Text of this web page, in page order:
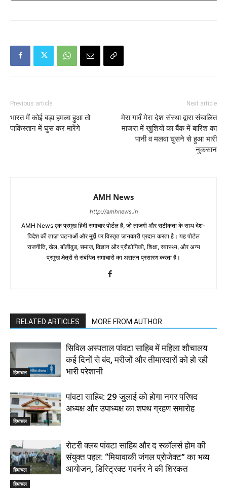
Previous article
भारत में कोई बड़ा हमला हुआ तो
पाकिस्तान में घुस कर मारेंगे
Next article
मेरा गावँ मेरा देश संस्था द्वारा संचालित
माजरा में खुशियों का बैंक में बारिश का
पानी व मलवा घुसने से हुआ भारी
नुकसान
AMH News
http://amhnews.in
AMH News एक प्रमुख हिंदी समाचार पोर्टल है, जो ताजगी और सटीकता के साथ देश-
विदेश की ताज़ा घटनाओं और मुद्दों पर विस्तृत जानकारी प्रदान करता है। यह पोर्टल
राजनीति, खेल, बॉलीवुड, समाज, विज्ञान और प्रौद्योगिकी, शिक्षा, स्वास्थ्य, और अन्य
प्रमुख क्षेत्रों से संबंधित समाचारों का अद्यतन प्रसारण करता है।
RELATED ARTICLES MORE FROM AUTHOR
हिमाचल
सिविल अस्पताल पांवटा साहिब में महिला शौचालय
कई दिनों से बंद, मरीजों और तीमारदारों को हो रही
भारी परेशानी
हिमाचल
पांवटा साहिब: 29 जुलाई को होगा नगर परिषद
अध्यक्ष और उपाध्यक्ष का शपथ ग्रहण समारोह
हिमाचल
​रोटरी क्लब पांवटा साहिब और द स्कॉलर्स होम की
संयुक्त पहल: “मियावाकी जंगल प्रोजेक्ट” का भव्य
आयोजन, डिस्ट्रिक्ट गवर्नर ने की शिरकत
हिमाचल